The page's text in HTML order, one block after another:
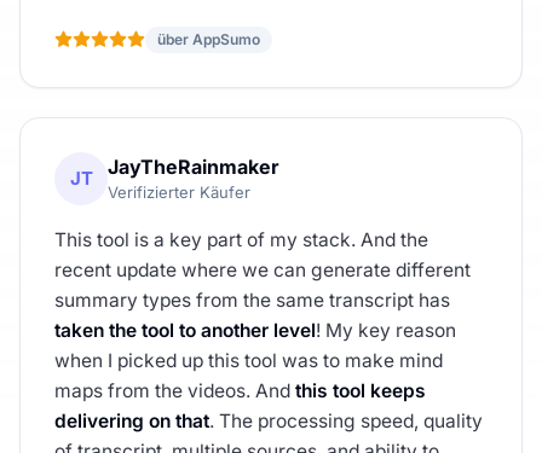
über AppSumo
JT JayTheRainmaker
Verifizierter Käufer
This tool is a key part of my stack. And the
recent update where we can generate different
summary types from the same transcript has
taken the tool to another level! My key reason
when I picked up this tool was to make mind
maps from the videos. And this tool keeps
delivering on that. The processing speed, quality